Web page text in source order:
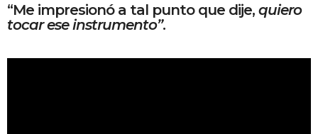
“Me impresionó a tal punto que dije, quiero
tocar ese instrumento”.